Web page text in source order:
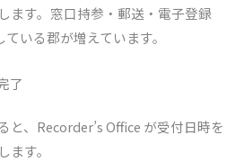
ます。窓口持参・郵送・電子登録
いる郡が増えています。
了
と、Recorder’s Office が受付日時を
す。